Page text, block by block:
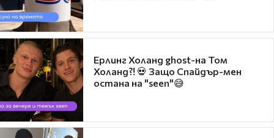
Ерлинг Холанд ghost-на Том
Холанд?! 💀 Защо Спайдър-мен
остана на "seen"😅